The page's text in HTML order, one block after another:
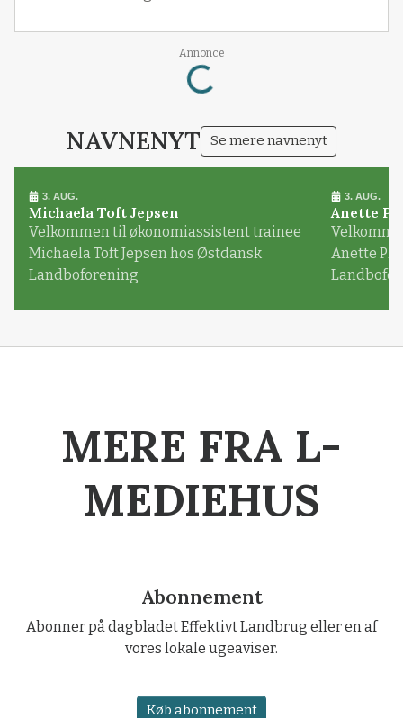
Annonce
Loading...
NAVNENYT Se mere navnenyt
3. AUG.
Michaela Toft Jepsen
Velkommen til økonomiassistent trainee
Michaela Toft Jepsen hos Østdansk
Landboforening
3. AUG.
Anette
Anette
MERE FRA L-
MEDIEHUS
Abonnement
Abonner på dagbladet Effektivt Landbrug eller en af
vores lokale ugeaviser.
Køb abonnement